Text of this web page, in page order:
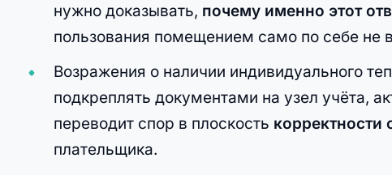
нужно доказывать, почему именно этот
пользования помещением само по себе не
Возражения о наличии индивидуального
подкреплять документами на узел учёта,
переводит спор в плоскость корректности
плательщика.